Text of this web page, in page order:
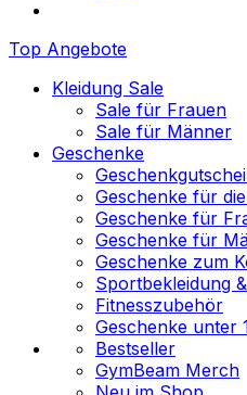
Top Angebote
Kleidung Sale
Sale für Frauen
Sale für Männer
Geschenke
Geschenke für
Geschenke für
Geschenke für
Geschenke zum
Sportbekleidung
Fitnesszubehör
Geschenke unter
Bestseller
GymBeam Merch